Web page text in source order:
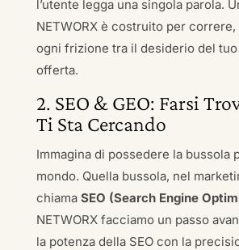
l’utente legga una singola parola.
NETWORX è costruito per
ogni frizione tra il desiderio del
offerta.
2. SEO & GEO: Farsi
Ti Sta Cercando
Immagina di possedere la bussola
mondo. Quella bussola, nel
chiama SEO (Search Engine
NETWORX facciamo un passo
la potenza della SEO con la